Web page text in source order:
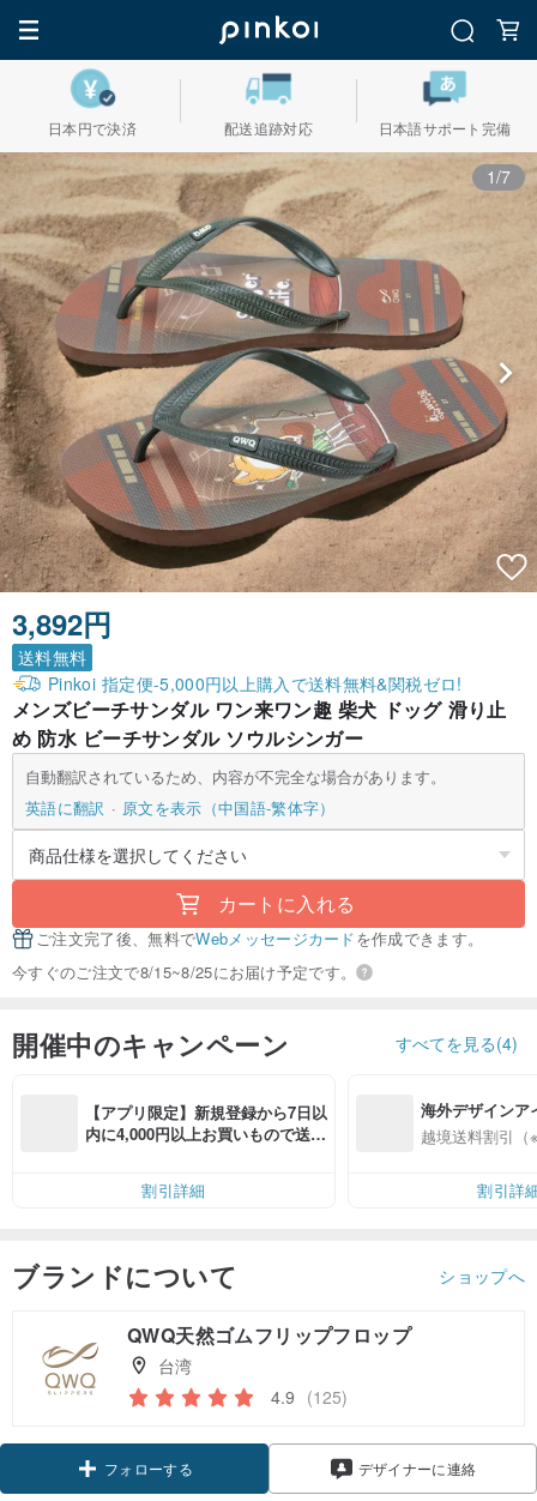
日本円で決済 配送追跡対応 日本語サポート完備
1/7
3,892円
送料無料
Pinkoi 指定便-5,000円以上購入で送料無料&関税ゼロ!
メンズビーチサンダル ワン来ワン趣 柴犬 ドッグ 滑り止
め 防水 ビーチサンダル ソウルシンガー
自動翻訳されているため、内容が不完全な場合があります。
英語に翻訳
原文を表示（中国語-繁体字）
カートに入れる
ご注文完了後、無料でWebメッセージカードを作成できます。
今すぐのご注文で8/15~8/25にお届け予定です。
開催中のキャンペーン すべてを見る(4)
【アプリ限定】新規登録から7日以
内に4,000円以上お買いもので送料
割引詳細
海外デザインア
入
越境送料割引（
割引詳
ブランドについて ショップへ
QWQ天然ゴムフリップフロップ
台湾
4.9 (125)
フォローする
デザイナーに連絡